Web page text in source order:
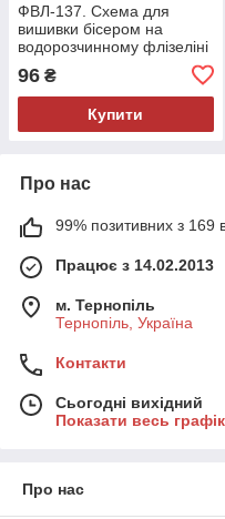
ФВЛ-137. Схема для
вишивки бісером на
водорозчинному флізеліні
96 ₴
Купити
Про нас
99% позитивних з 169
Працює з 14.02.2013
м. Тернопіль
Тернопіль, Україна
Контакти
Сьогодні вихідний
Показати весь
Про нас